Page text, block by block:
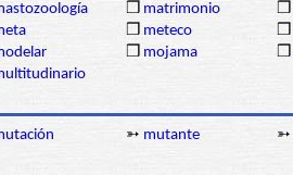
❒ matrimonio ❒
❒ meteco ❒
❒ mojama ❒
➳ mutante ➳